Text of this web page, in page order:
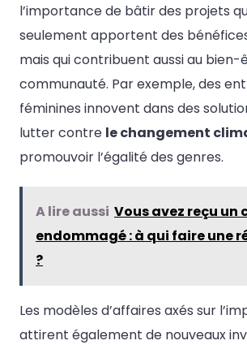
l’importance de bâtir des projets
seulement apportent des
mais qui contribuent aussi au bien-
communauté. Par exemple, des
féminines innovent dans des
lutter contre le changement
promouvoir l’égalité des genres.
A lire aussi Vous avez reçu un
endommagé : à qui faire une
?
Les modèles d’affaires axés sur
attirent également de nouveaux